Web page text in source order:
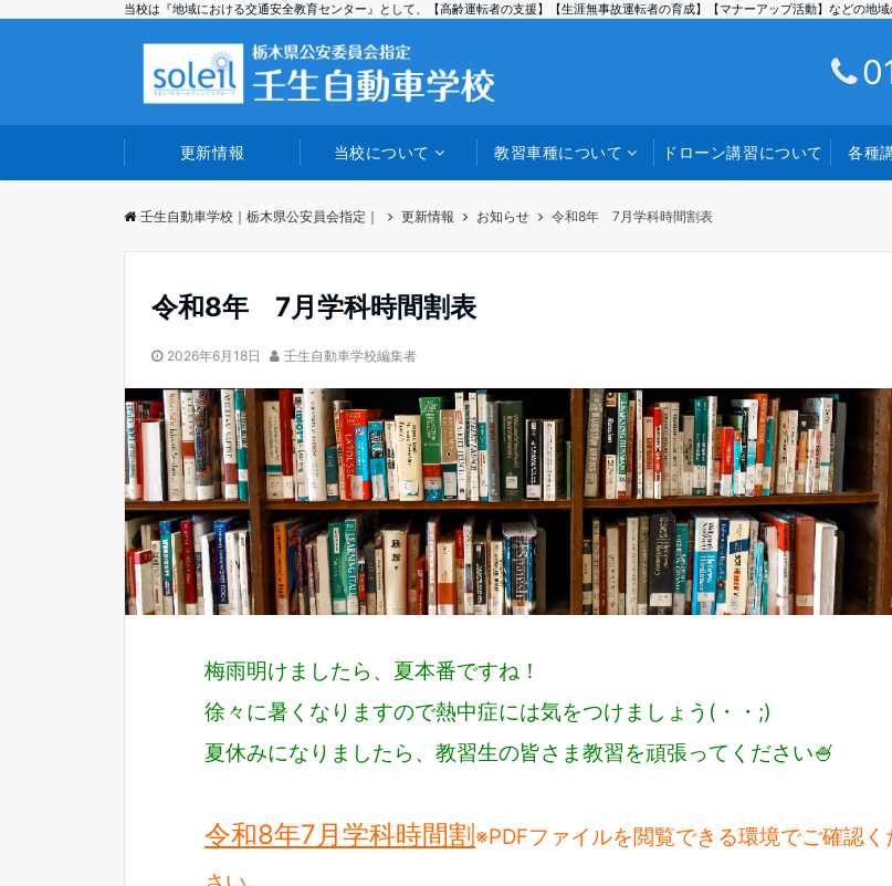
当校は『地域における交通安全教育センター』として、【高齢運転者の支援】【生涯無事故運転者の育成】【マナーアップ活動】などの地域
更新情報 当校について 教習車種について ドローン講習について 各種
壬生自動車学校｜栃木県公安員会指定｜ 更新情報 お知らせ 令和8年 7月学科時間割表
令和8年 7月学科時間割表
2026年6月18日 壬生自動車学校編集者
梅雨明けましたら、夏本番ですね！
徐々に暑くなりますので熱中症には気をつけましょう(・・;)
夏休みになりましたら、教習生の皆さま教習を頑張ってください🍧
令和8年7月学科時間割 ※PDFファイルを閲覧できる環境でご確認く